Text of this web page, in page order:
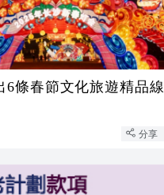
6條春節文化旅遊精品線
分享